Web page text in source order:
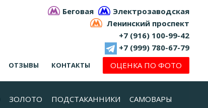
Беговая
Электрозаводская
Ленинский проспект
+7 (916) 100-99-42
+7 (999) 780-67-79
ОТЗЫВЫ КОНТАКТЫ ОЦЕНКА ПО ФОТО
ЗОЛОТО ПОДСТАКАННИКИ
САМОВАРЫ